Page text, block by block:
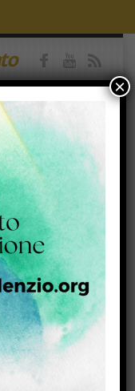
Tempo
l’azione di Dio in noi.
lo neghiamo, perché
che non è questo né
di lui, ed egli legge
Dio ne sanciscono di
cui inchinarsi.
soldato pagano, nella
×